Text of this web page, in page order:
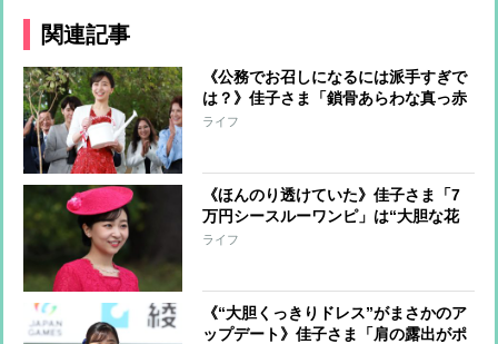
関連記事
《公務でお召しになるには派手すぎで
は？》佳子さま「鎖骨あらわな真っ赤
なワンピース」でコンサートへ「体の
ライフ
《ほんのり透けていた》佳子さま「7
万円シースルーワンピ」は“大胆な花
柄”で「自由にエモーショナルに」が
ライフ
《“大胆くっきりドレス”がまさかのア
ップデート》佳子さま「肩の露出がポ